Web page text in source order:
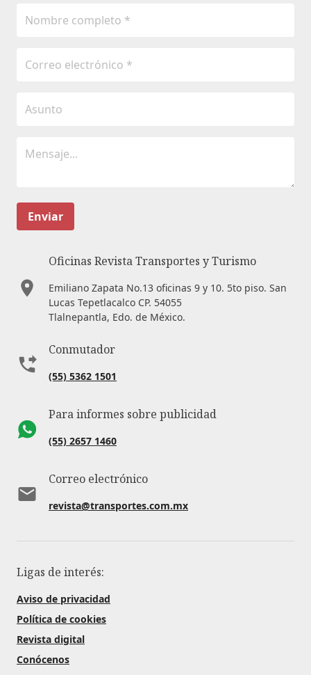
Enviar
Oficinas Revista Transportes y Turismo
Emiliano Zapata No.13 oficinas 9 y 10. 5to piso. San
Lucas Tepetlacalco CP. 54055
Tlalnepantla, Edo. de México.
Conmutador
(55) 5362 1501
Para informes sobre publicidad
(55) 2657 1460
Correo electrónico
revista@transportes.com.mx
Ligas de interés:
Aviso de privacidad
Política de cookies
Revista digital
Conócenos